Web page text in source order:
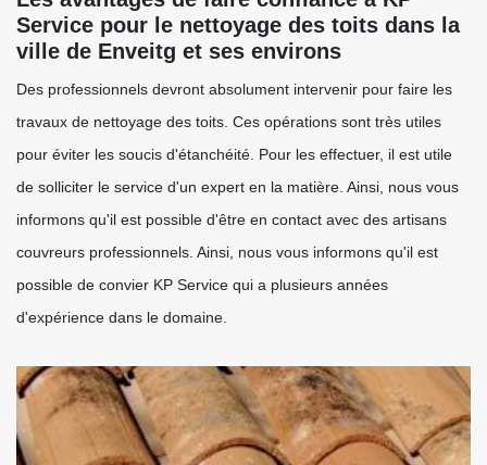
Service pour le nettoyage des toits dans la
ville de Enveitg et ses environs
Des professionnels devront absolument intervenir pour faire les
travaux de nettoyage des toits. Ces opérations sont très utiles
pour éviter les soucis d'étanchéité. Pour les effectuer, il est utile
de solliciter le service d'un expert en la matière. Ainsi, nous vous
informons qu'il est possible d'être en contact avec des artisans
couvreurs professionnels. Ainsi, nous vous informons qu'il est
possible de convier KP Service qui a plusieurs années
d'expérience dans le domaine.